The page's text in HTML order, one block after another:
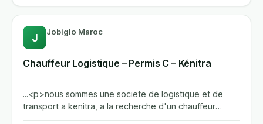
J Jobiglo Maroc
Chauffeur Logistique – Permis C – Kénitra
...<p>nous sommes une societe de logistique et de
transport a kenitra, a la recherche d'un chauffeur
professionnel...